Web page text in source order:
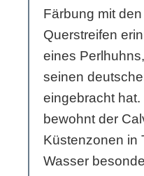
Färbung mit
Querstreifen
eines
seinen
eingebracht
bewohnt der
Küstenzonen in
Wasser